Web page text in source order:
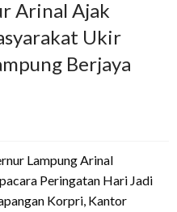
Arinal Ajak
Ukir
Berjaya
Lampung Arinal
Peringatan Hari Jadi
Korpri, Kantor